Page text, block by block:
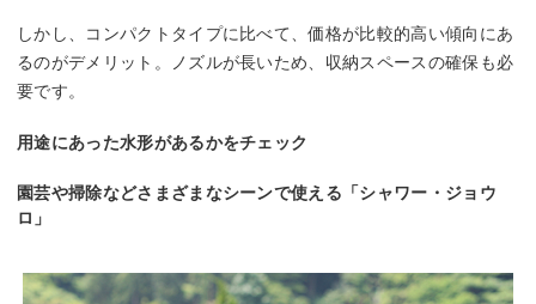
しかし、コンパクトタイプに比べて、価格が比較的高い傾向にあ
るのがデメリット。ノズルが長いため、収納スペースの確保も必
要です。
用途にあった水形があるかをチェック
園芸や掃除などさまざまなシーンで使える「シャワー・ジョウ
ロ」